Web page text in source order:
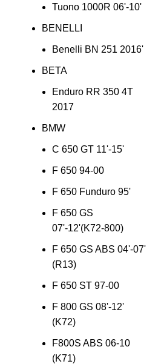
Tuono 1000R 06'-10'
BENELLI
Benelli BN 251 2016'
BETA
Enduro RR 350 4T
2017
BMW
C 650 GT 11'-15'
F 650 94-00
F 650 Funduro 95'
F 650 GS
07'-12'(K72-800)
F 650 GS ABS 04'-07'
(R13)
F 650 ST 97-00
F 800 GS 08'-12'
(K72)
F800S ABS 06-10
(K71)